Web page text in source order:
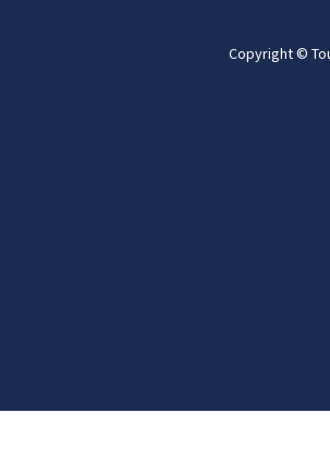
Copyright ©